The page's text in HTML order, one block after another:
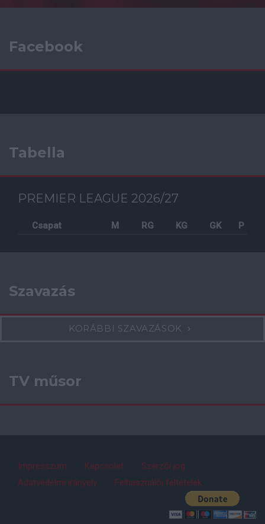
Facebook
Tabella
PREMIER LEAGUE 2026/27
Csapat M RG KG GK P
Szavazás
KORÁBBI SZAVAZÁSOK
TV műsor
Impresszum Kapcsolat
Szerzői jog
Adatvédelmi irányelv
Felhasználói feltételek